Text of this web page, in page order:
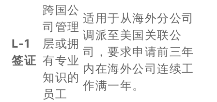
L-1
签证
跨国公
司管理
层或拥
有专业
知识的
员工
适用于从海外分公司
调派至美国关联公
司，要求申请前三年
内在海外公司连续工
作满一年。